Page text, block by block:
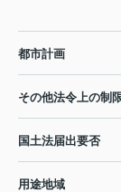
都市計画
その他法令上の制
国土法届出要否
用途地域